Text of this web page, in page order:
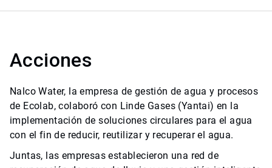
Acciones
Nalco Water, la empresa de gestión de agua y procesos
de Ecolab, colaboró con Linde Gases (Yantai) en la
implementación de soluciones circulares para el agua
con el fin de reducir, reutilizar y recuperar el agua.
Juntas, las empresas establecieron una red de